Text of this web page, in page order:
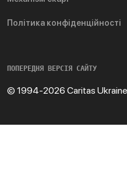
Політика конфіденційності
ПОПЕРЕДНЯ ВЕРСІЯ САЙТУ
© 1994-2026 Caritas Ukraine